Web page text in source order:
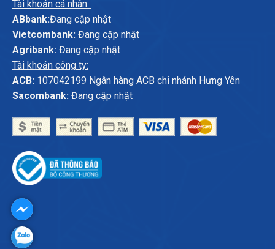
Tài khoản cá nhân:
ABbank:Đang cập nhật
Vietcombank:Đang cập nhật
Agribank:Đang cập nhật
Tài khoản công ty:
ACB:107042199 Ngân hàng ACB chi nhánh Hưng Yên
Sacombank:Đang cập nhật